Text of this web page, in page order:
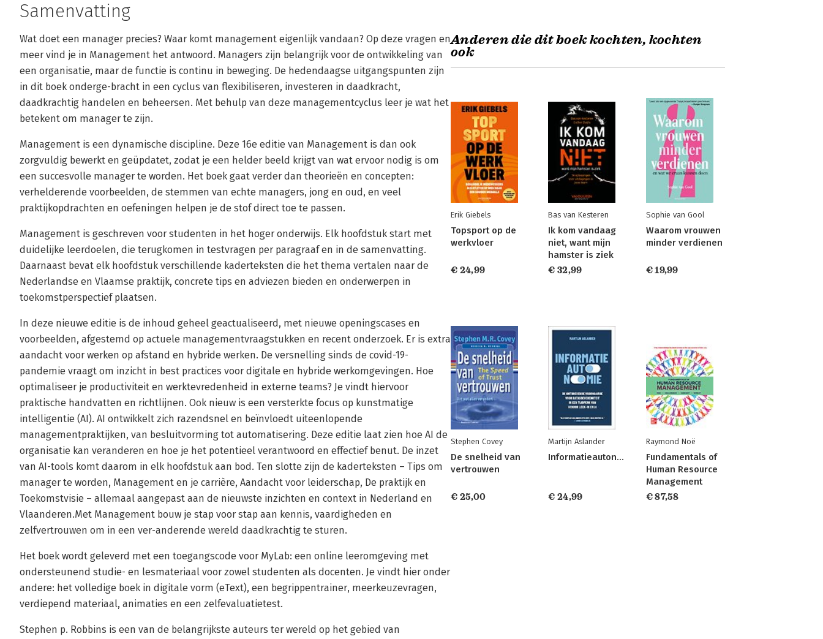
Samenvatting
Wat doet een manager precies? Waar komt management eigenlijk vandaan? Op deze vragen en
meer vind je in Management het antwoord. Managers zijn belangrijk voor de ontwikkeling van
een organisatie, maar de functie is continu in beweging. De hedendaagse uitgangspunten zijn
in dit boek onderge-bracht in een cyclus van flexibiliseren, investeren in daadkracht,
daadkrachtig handelen en beheersen. Met behulp van deze managementcyclus leer je wat het
betekent om manager te zijn.
Management is een dynamische discipline. Deze 16e editie van Management is dan ook
zorgvuldig bewerkt en geüpdatet, zodat je een helder beeld krijgt van wat ervoor nodig is om
een succesvolle manager te worden. Het boek gaat verder dan theorieën en concepten:
verhelderende voorbeelden, de stemmen van echte managers, jong en oud, en veel
praktijkopdrachten en oefeningen helpen je de stof direct toe te passen.
Management is geschreven voor studenten in het hoger onderwijs. Elk hoofdstuk start met
duidelijke leerdoelen, die terugkomen in testvragen per paragraaf en in de samenvatting.
Daarnaast bevat elk hoofdstuk verschillende kaderteksten die het thema vertalen naar de
Nederlandse en Vlaamse praktijk, concrete tips en adviezen bieden en onderwerpen in
toekomstperspectief plaatsen.
In deze nieuwe editie is de inhoud geheel geactualiseerd, met nieuwe openingscases en
voorbeelden, afgestemd op actuele managementvraagstukken en recent onderzoek. Er is extra
aandacht voor werken op afstand en hybride werken. De versnelling sinds de covid-19-
pandemie vraagt om inzicht in best practices voor digitale en hybride werkomgevingen. Hoe
optimaliseer je productiviteit en werktevredenheid in externe teams? Je vindt hiervoor
praktische handvatten en richtlijnen. Ook nieuw is een versterkte focus op kunstmatige
intelligentie (AI). AI ontwikkelt zich razendsnel en beïnvloedt uiteenlopende
managementpraktijken, van besluitvorming tot automatisering. Deze editie laat zien hoe AI de
organisatie kan veranderen en hoe je het potentieel verantwoord en effectief benut. De inzet
van AI-tools komt daarom in elk hoofdstuk aan bod. Ten slotte zijn de kaderteksten – Tips om
manager te worden, Management en je carrière, Aandacht voor leiderschap, De praktijk en
Toekomstvisie – allemaal aangepast aan de nieuwste inzichten en context in Nederland en
Vlaanderen.Met Management bouw je stap voor stap aan kennis, vaardigheden en
zelfvertrouwen om in een ver-anderende wereld daadkrachtig te sturen.
Het boek wordt geleverd met een toegangscode voor MyLab: een online leeromgeving met
ondersteunend studie- en lesmateriaal voor zowel studenten als docenten. Je vindt hier onder
andere: het volledige boek in digitale vorm (eText), een begrippentrainer, meerkeuzevragen,
verdiepend materiaal, animaties en een zelfevaluatietest.
Stephen p. Robbins is een van de belangrijkste auteurs ter wereld op het gebied van
Anderen die dit boek kochten, kochten
ook
Erik Giebels
Topsport op de
werkvloer
€ 24,99
Bas van Kesteren
Ik kom vandaag
niet, want mijn
hamster is ziek
€ 32,99
Sophie van Gool
Waarom vrouwen
minder verdienen
€ 19,99
Stephen Covey
De snelheid van
vertrouwen
€ 25,00
Martijn Aslander
Informatieautonomie
€ 24,99
Raymond Noë
Fundamentals of
Human Resource
Management
€ 87,58